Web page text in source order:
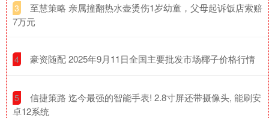
3
​至慧策略 亲属撞翻热水壶烫伤1岁幼童，父母起诉饭店索赔
7万元
4 ​豪资随配 2025年9月11日全国主要批发市场椰子价格行情
5
​信捷策路 迄今最强的智能手表! 2.8寸屏还带摄像头, 能刷安
卓12系统